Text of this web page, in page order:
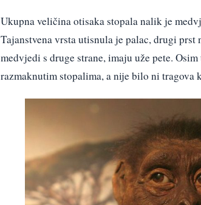
Ukupna veličina otisaka stopala nalik je
Tajanstvena vrsta utisnula je palac, drugi
medvjedi s druge strane, imaju uže pete.
razmaknutim stopalima, a nije bilo ni tragova